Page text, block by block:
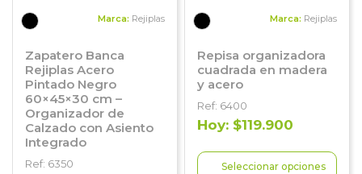
Marca: Rejiplas
Zapatero Banca
Rejiplas Acero
Pintado Negro
60×45×30 cm –
Organizador de
Calzado con Asiento
Integrado
Ref: 6350
Marca: Rejiplas
Repisa organizadora
cuadrada en madera
y acero
Ref: 6400
Hoy: $119.900
Seleccionar opciones